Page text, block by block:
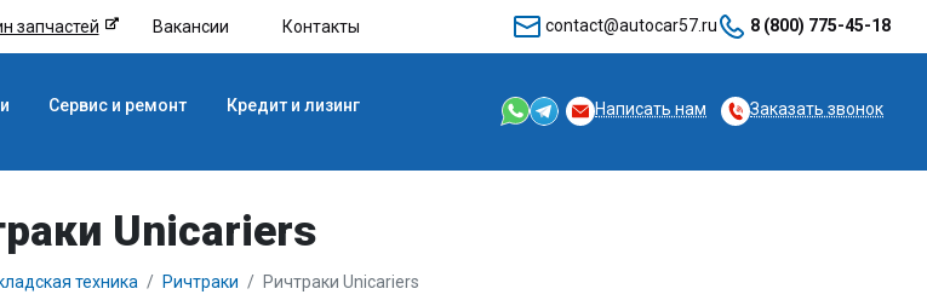
запчастей Вакансии Контакты contact@autocar57.ru 8 (800) 775-45-18
Сервис и ремонт Кредит и лизинг Написать нам Заказать звонок
Unicariers
техника Ричтраки Ричтраки Unicariers